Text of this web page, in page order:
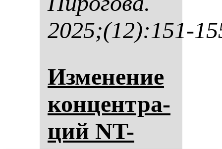
2025;(12):151-
Из­ме­не­ние
кон­цен­тра­
ций NT-